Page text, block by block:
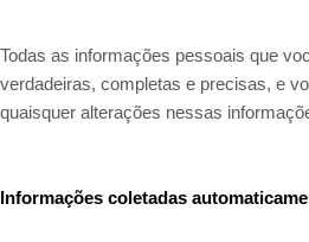
Todas as informações pessoais que
verdadeiras, completas e precisas, e
quaisquer alterações nessas
Informações coletadas